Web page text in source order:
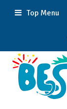
Top Menu